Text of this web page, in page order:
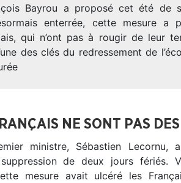
Bayrou a proposé cet été de
enterrée, cette mesure a
qui n’ont pas à rougir de leur
des clés du redressement de
NE SONT PAS
ministre, Sébastien Lecornu,
de deux jours fériés.
mesure avait ulcéré les